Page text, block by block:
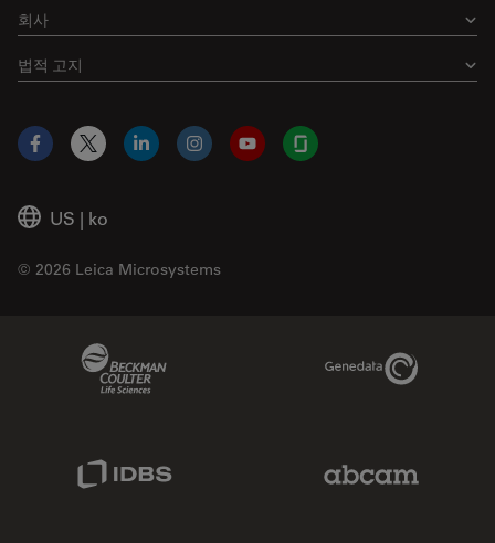
회사
법적 고지
US | ko
© 2026 Leica Microsystems
Facebook
X LinkedInInstagramYouTubeGlassdoor
Genedata Link